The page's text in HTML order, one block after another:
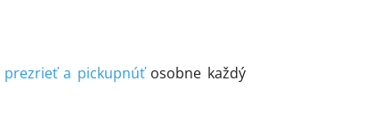
prezrieť a pickupnúťosobne každý